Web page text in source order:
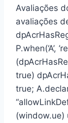
Avaliações
avaliações
P.when(‘A’,
true)
true;
(window.ue)